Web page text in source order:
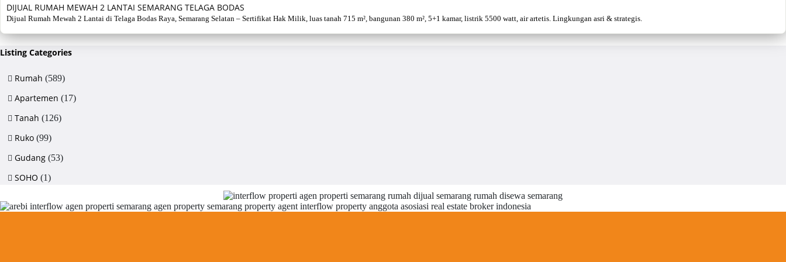
DIJUAL RUMAH MEWAH 2 LANTAI SEMARANG TELAGA BODAS
Dijual Rumah Mewah 2 Lantai di Telaga Bodas Raya, Semarang Selatan – Sertifikat Hak Milik, luas tanah 715 m², bangunan 380 m², 5+1 kamar, listrik 5500 watt, air artetis. Lingkungan asri & strategis.
Listing Categories
Rumah (589)
Apartemen (17)
Tanah (126)
Ruko (99)
Gudang (53)
SOHO (1)